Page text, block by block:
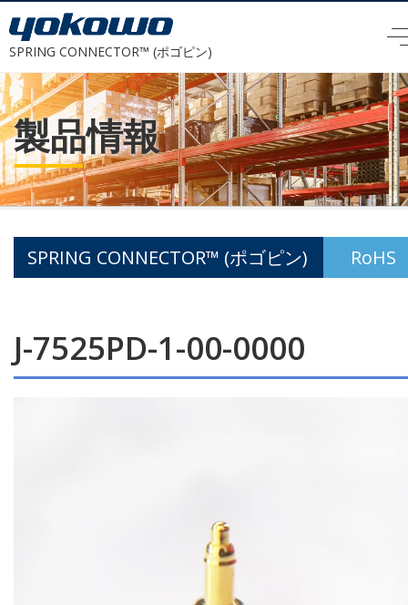
SPRING CONNECTOR™ (ポゴピン)
製品情報
J-7525PD-1-00-0000
SPRING CONNECTOR™ (ポゴピン) RoHS